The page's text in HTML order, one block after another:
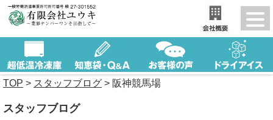
TOP > スタッフブログ > 阪神競馬場
スタッフブログ